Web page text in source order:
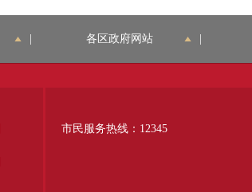
各区政府网站
市民服务热线：12345